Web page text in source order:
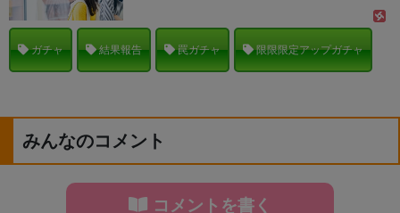
ガチャ 結果報告 罠ガチャ 限限限定アップガチャ
みんなのコメント
コメントを書く